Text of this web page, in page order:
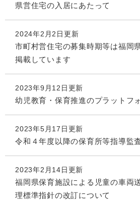
県営住宅の入居にあたって
2024年2月2日更新
市町村営住宅の募集時期等は福岡
掲載しています
2023年9月12日更新
幼児教育・保育推進のプラットフ
2023年5月17日更新
令和４年度以降の保育所等指導監
2023年2月14日更新
福岡県保育施設による児童の車両
理標準指針の改訂について